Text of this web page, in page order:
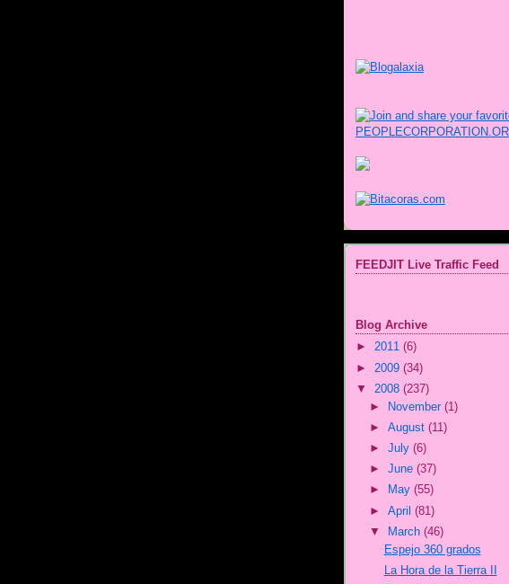
FEEDJIT Live Traffic Feed
Blog Archive
► 2011 (6)
► 2009 (34)
▼ 2008 (237)
►
November(1)
►August(11)
►July(6)
►June(37)
►
May(55)
►April(81)
▼
March(46)
Espejo 360 grados
La Hora de la Tierra II